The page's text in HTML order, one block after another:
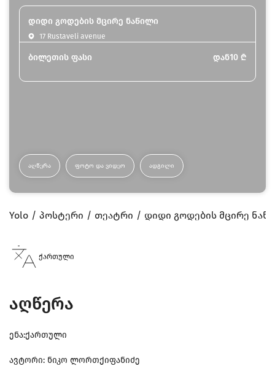
დიდი გოდების მცირე ნაწილი
17 Rustaveli avenue
ბილეთის ფასი დან10 ₾
ᲐᲦᲬᲔᲠᲐ ᲤᲝᲢᲝ ᲓᲐ ᲕᲘᲓᲔᲝ ᲐᲓᲒᲘᲚᲘ
Yolo პოსტერი თეატრი დიდი გოდების მცირე
ქართული
აღწერა
ენა:ქართული
ავტორი: ნიკო ლორთქიფანიძე